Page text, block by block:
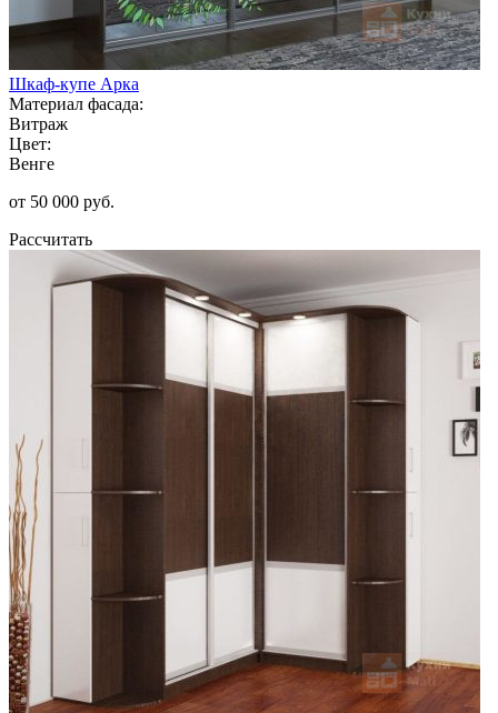
Шкаф-купе Арка
Материал фасада:
Витраж
Цвет:
Венге
от 50 000 руб.
Рассчитать